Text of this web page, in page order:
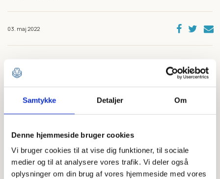
Samtykke Detaljer Om
Denne hjemmeside bruger cookies
Vi bruger cookies til at vise dig funktioner, til sociale
medier og til at analysere vores trafik. Vi deler også
oplysninger om din brug af vores hjemmeside med vores
03. maj 2022
byde velkommen til nye spejdere og ledere.
Zip-filen indeholder: